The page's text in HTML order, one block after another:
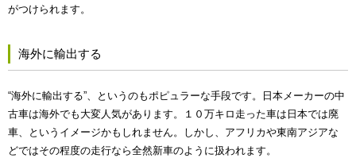
がつけられます。
海外に輸出する
“海外に輸出する”、というのもポピュラーな手段です。日本メーカーの中
古車は海外でも大変人気があります。１０万キロ走った車は日本では廃
車、というイメージかもしれません。しかし、アフリカや東南アジアな
どではその程度の走行なら全然新車のように扱われます。